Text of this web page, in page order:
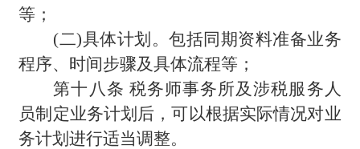
等；
(二)具体计划。包括同期资料准备业务
程序、时间步骤及具体流程等；
第十八条 税务师事务所及涉税服务人
员制定业务计划后，可以根据实际情况对业
务计划进行适当调整。